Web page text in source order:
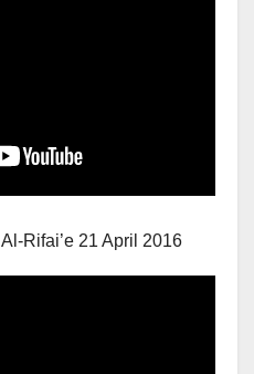
Rifai’e 21 April 2016